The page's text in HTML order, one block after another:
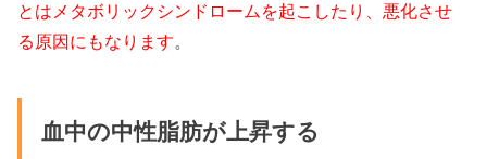
とはメタボリックシンドロームを起こしたり、悪化させ
る原因にもなります。
血中の中性脂肪が上昇する